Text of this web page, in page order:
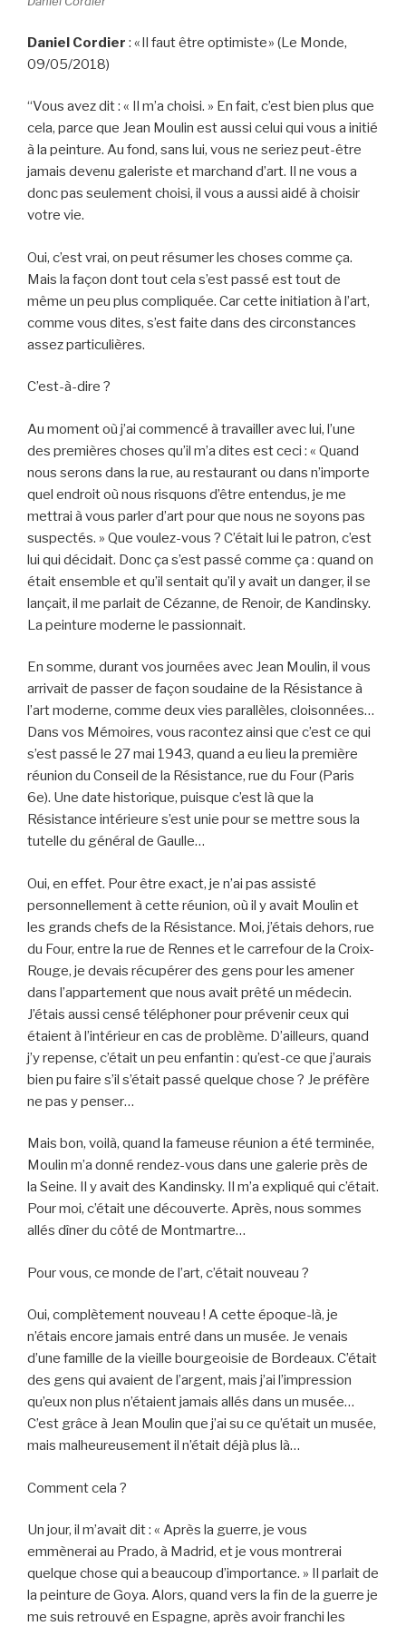
Daniel Cordier : « Il faut être optimiste » (Le Monde,
09/05/2018)
“Vous avez dit : « Il m’a choisi. » En fait, c’est bien plus que
cela, parce que Jean Moulin est aussi celui qui vous a initié
à la peinture. Au fond, sans lui, vous ne seriez peut-être
jamais devenu galeriste et marchand d’art. Il ne vous a
donc pas seulement choisi, il vous a aussi aidé à choisir
votre vie.
Oui, c’est vrai, on peut résumer les choses comme ça.
Mais la façon dont tout cela s’est passé est tout de
même un peu plus compliquée. Car cette initiation à l’art,
comme vous dites, s’est faite dans des circonstances
assez particulières.
C’est-à-dire ?
Au moment où j’ai commencé à travailler avec lui, l’une
des premières choses qu’il m’a dites est ceci : « Quand
nous serons dans la rue, au restaurant ou dans n’importe
quel endroit où nous risquons d’être entendus, je me
mettrai à vous parler d’art pour que nous ne soyons pas
suspectés. » Que voulez-vous ? C’était lui le patron, c’est
lui qui décidait. Donc ça s’est passé comme ça : quand on
était ensemble et qu’il sentait qu’il y avait un danger, il se
lançait, il me parlait de Cézanne, de Renoir, de Kandinsky.
La peinture moderne le passionnait.
En somme, durant vos journées avec Jean Moulin, il vous
arrivait de passer de façon soudaine de la Résistance à
l’art moderne, comme deux vies parallèles, cloisonnées…
Dans vos Mémoires, vous racontez ainsi que c’est ce qui
s’est passé le 27 mai 1943, quand a eu lieu la première
réunion du Conseil de la Résistance, rue du Four (Paris
6e). Une date historique, puisque c’est là que la
Résistance intérieure s’est unie pour se mettre sous la
tutelle du général de Gaulle…
Oui, en effet. Pour être exact, je n’ai pas assisté
personnellement à cette réunion, où il y avait Moulin et
les grands chefs de la Résistance. Moi, j’étais dehors, rue
du Four, entre la rue de Rennes et le carrefour de la Croix-
Rouge, je devais récupérer des gens pour les amener
dans l’appartement que nous avait prêté un médecin.
J’étais aussi censé téléphoner pour prévenir ceux qui
étaient à l’intérieur en cas de problème. D’ailleurs, quand
j’y repense, c’était un peu enfantin : qu’est-ce que j’aurais
bien pu faire s’il s’était passé quelque chose ? Je préfère
ne pas y penser…
Mais bon, voilà, quand la fameuse réunion a été terminée,
Moulin m’a donné rendez-vous dans une galerie près de
la Seine. Il y avait des Kandinsky. Il m’a expliqué qui c’était.
Pour moi, c’était une découverte. Après, nous sommes
allés dîner du côté de Montmartre…
Pour vous, ce monde de l’art, c’était nouveau ?
Oui, complètement nouveau ! A cette époque-là, je
n’étais encore jamais entré dans un musée. Je venais
d’une famille de la vieille bourgeoisie de Bordeaux. C’était
des gens qui avaient de l’argent, mais j’ai l’impression
qu’eux non plus n’étaient jamais allés dans un musée…
C’est grâce à Jean Moulin que j’ai su ce qu’était un musée,
mais malheureusement il n’était déjà plus là…
Comment cela ?
Un jour, il m’avait dit : « Après la guerre, je vous
emmènerai au Prado, à Madrid, et je vous montrerai
quelque chose qui a beaucoup d’importance. » Il parlait de
la peinture de Goya. Alors, quand vers la fin de la guerre je
me suis retrouvé en Espagne, après avoir franchi les